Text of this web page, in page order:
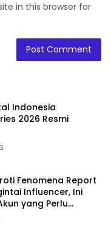
in this browser for
Indonesia
2026 Resmi
Fenomena Report
Influencer, Ini
yang Perlu